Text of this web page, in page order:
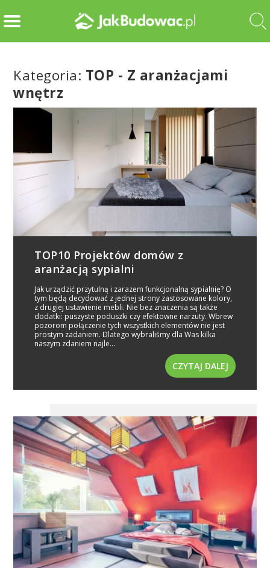
Kategoria: TOP - Z aranżacjami
wnętrz
TOP10 Projektów domów z
aranżacją sypialni
Jak urządzić przytulną i zarazem funkcjonalną sypialnię? O
tym będą decydować z jednej strony zastosowane kolory,
z drugiej ustawienie mebli. Nie bez znaczenia są także
dodatki: puszyste poduszki czy efektowne narzuty. Wbrew
pozorom połączenie tych wszystkich elementów nie jest
prostym zadaniem. Dlatego wybraliśmy dla Was kilka
naszym zdaniem najle...
CZYTAJ DALEJ